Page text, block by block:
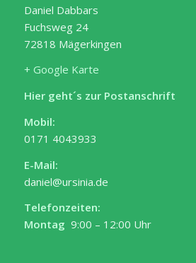
Daniel Dabbars
Fuchsweg 24
72818 Mägerkingen
+ Google Karte
Hier geht´s zur Postanschrift
Mobil:
0171 4043933
E-Mail:
daniel@ursinia.de
Telefonzeiten:
Montag 9:00 – 12:00 Uhr